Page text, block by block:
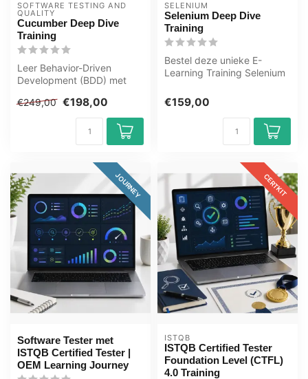
SOFTWARE TESTING AND
QUALITY
Cucumber Deep Dive
Training
Leer Behavior-Driven
Development (BDD) met
schaalbare testframewo...
€249,00 €198,00
SELENIUM
Selenium Deep Dive
Training
Bestel deze unieke E-
Learning Training Selenium
7 t...
€159,00
JOURNEY
Software Tester met
ISTQB Certified Tester |
OEM Learning Journey
CERTKIT
ISTQB
ISTQB Certified Tester
Foundation Level (CTFL)
4.0 Training